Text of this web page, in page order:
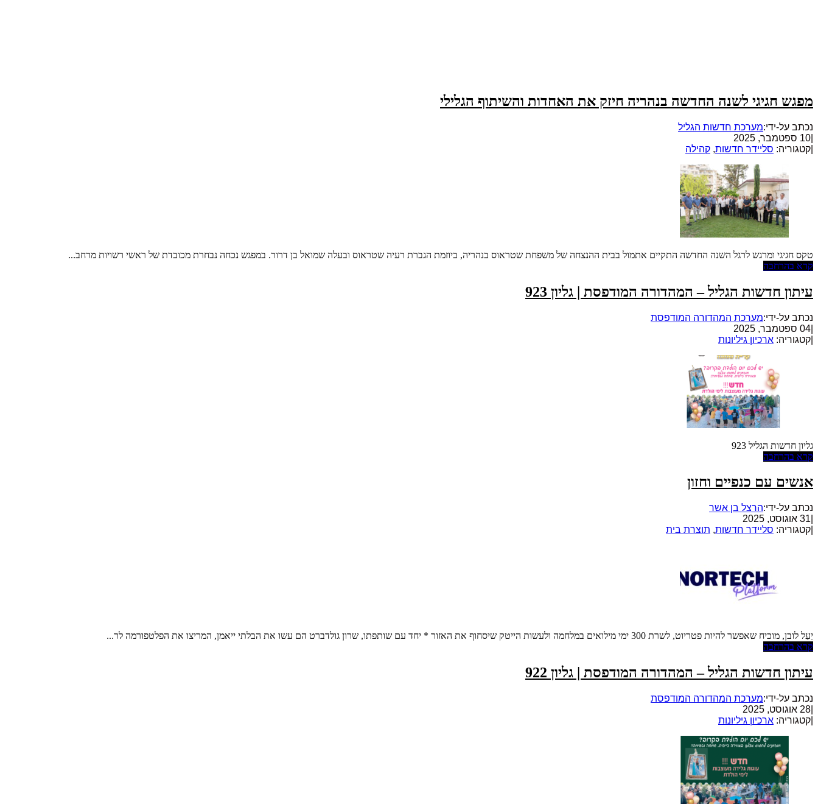
מפגש חגיגי לשנה החדשה בנהריה חיזק את האחדות והשיתוף הגלילי
נכתב על-ידי:מערכת חדשות הגליל
10 ספטמבר, 2025
קטגוריה: סליידר חדשות, קהילה
טקס חגיגי ומרגש לרגל השנה החדשה התקיים אתמול בבית ההנצחה של משפחת שטראוס בנהריה, ביוזמת הגברת רעיה שטראוס ובעלה שמואל בן דרור. במפגש נכחה נבחרת מכובדת של ראשי רשויות מרחב...
קרא בהרחבה
עיתון חדשות הגליל – המהדורה המודפסת | גליון 923
נכתב על-ידי:מערכת המהדורה המודפסת
04 ספטמבר, 2025
קטגוריה: ארכיון גיליונות
גליון חדשות הגליל 923
קרא בהרחבה
אנשים עם כנפיים וחזון
נכתב על-ידי:הרצל בן אשר
31 אוגוסט, 2025
קטגוריה: סליידר חדשות, תוצרת בית
יַעַל לובן, מוכיח שאפשר להיות פטריוט, לשרת 300 ימי מילואים במלחמה ולעשות הייטק שיסחוף את האזור * יחד עם שותפתו, שרון גולדברט הם עשו את הבלתי ייאמן, המריצו את הפלטפורמה לר...
קרא בהרחבה
עיתון חדשות הגליל – המהדורה המודפסת | גליון 922
נכתב על-ידי:מערכת המהדורה המודפסת
28 אוגוסט, 2025
קטגוריה: ארכיון גיליונות